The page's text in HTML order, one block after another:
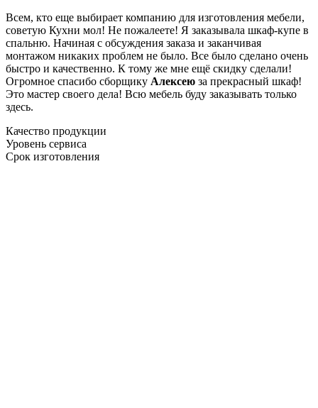
Всем, кто еще выбирает компанию для изготовления мебели,
советую Кухни мол! Не пожалеете! Я заказывала шкаф-купе в
спальню. Начиная с обсуждения заказа и заканчивая
монтажом никаких проблем не было. Все было сделано очень
быстро и качественно. К тому же мне ещё скидку сделали!
Огромное спасибо сборщику Алексею за прекрасный шкаф!
Это мастер своего дела! Всю мебель буду заказывать только
здесь.
Качество продукции
Уровень сервиса
Срок изготовления